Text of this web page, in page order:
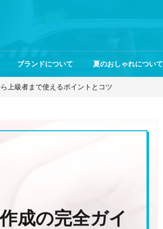
ブランドについて 夏のおしゃれについて
上級者まで使えるポイントとコツ
成の完全ガイ